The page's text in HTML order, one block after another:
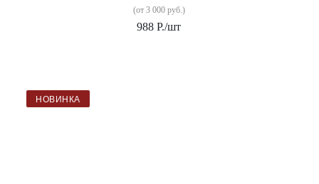
(от 3 000 руб.)
988 Р./шт
НОВИНКА